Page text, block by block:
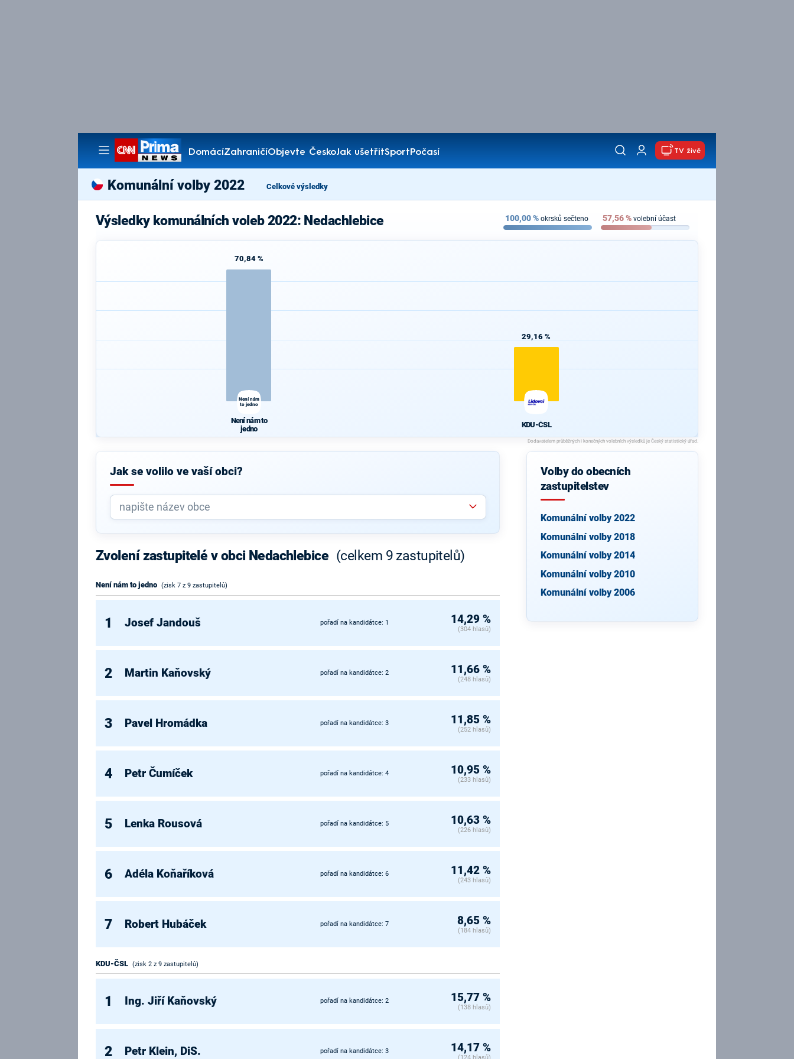
DomácíZahraničíObjevte ČeskoJak ušetřitSportPočasí
Pořady
TV živě
Komunální volby 2022 Celkové výsledky
Výsledky komunálních voleb 2022: Nedachlebice 100,00% okrsků sečteno 57,56% volební účast
70,84 %
Není nám
to jedno
Není nám to
jedno
29,16 %
KDU-ČSL
Jak se volilo ve vaší obci?
Zvolení zastupitelé v obci Nedachlebice (celkem 9 zastupitelů)
Není nám to jedno (zisk 7 z 9 zastupitelů)
1 Josef Jandouš pořadí na kandidátce: 1 14,29 %
(304 hlasů)
2 Martin Kaňovský pořadí na kandidátce: 2 11,66 %
(248 hlasů)
3 Pavel Hromádka pořadí na kandidátce: 3 11,85 %
(252 hlasů)
4 Petr Čumíček pořadí na kandidátce: 4 10,95 %
(233 hlasů)
5 Lenka Rousová pořadí na kandidátce: 5 10,63 %
(226 hlasů)
6 Adéla Koňaříková pořadí na kandidátce: 6 11,42 %
(243 hlasů)
7 Robert Hubáček pořadí na kandidátce: 7 8,65 %
(184 hlasů)
KDU-ČSL (zisk 2 z 9 zastupitelů)
1 Ing. Jiří Kaňovský pořadí na kandidátce: 2 15,77 %
(138 hlasů)
2 Petr Klein, DiS. pořadí na kandidátce: 3 14,17 %
(124 hlasů)
Volby do obecních
zastupitelstev
Komunální volby 2022
Komunální volby 2018
Komunální volby 2014
Komunální volby 2010
Komunální volby 2006